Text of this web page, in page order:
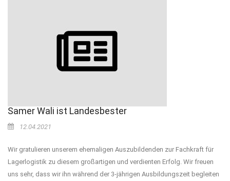
Samer Wali ist Landesbester
12.04.2021
Wir gratulieren unserem ehemaligen Auszubildenden zur Fachkraft für
Lagerlogistik zu diesem großartigen und verdienten Erfolg. Wir freuen
uns sehr, dass wir ihn während der 3-jährigen Ausbildungszeit begleiten